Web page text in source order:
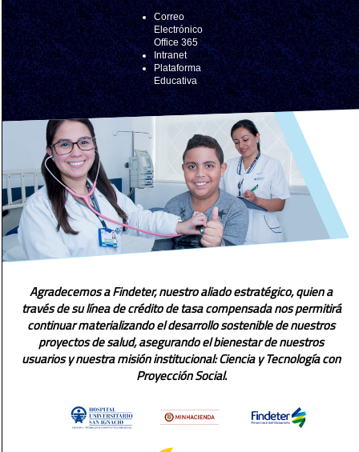
Correo
Electrónico
Office 365
Intranet
Plataforma
Educativa
Agradecemos a Findeter, nuestro aliado estratégico, quien a
través de su línea de crédito de tasa compensada nos permitirá
continuar materializando el desarrollo sostenible de nuestros
proyectos de salud, asegurando el bienestar de nuestros
usuarios y nuestra misión institucional: Ciencia y Tecnología con
Proyección Social.